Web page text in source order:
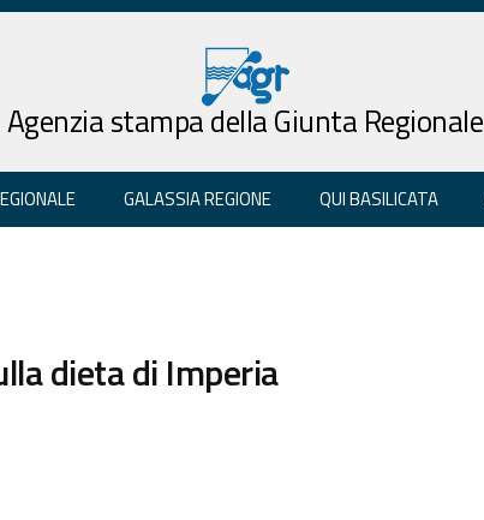
Agenzia stampa della Giunta Regionale
GALASSIA REGIONE QUI BASILICATA
dieta di Imperia